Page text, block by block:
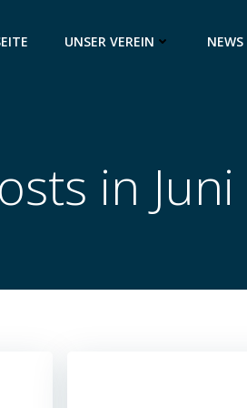
UNSER VEREIN NEWS
in